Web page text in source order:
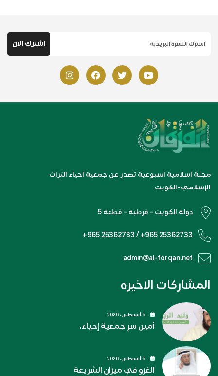
مجلة اسلامية اسبوعية تصدر عن جمعية احياء التراث
الإسلامي-الكويت
دولة الكويت - قرطبة - قطعة 5
+965 25362733 / +965 25362733
admin@al-forqan.net
المشاركات الاخيره
أمين سر جمعية إحياء.
الغزو في ميزان الشريعة